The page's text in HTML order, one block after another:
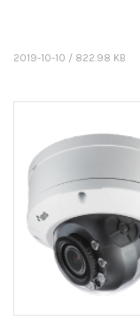
2019-10-10 / 822.98 KB